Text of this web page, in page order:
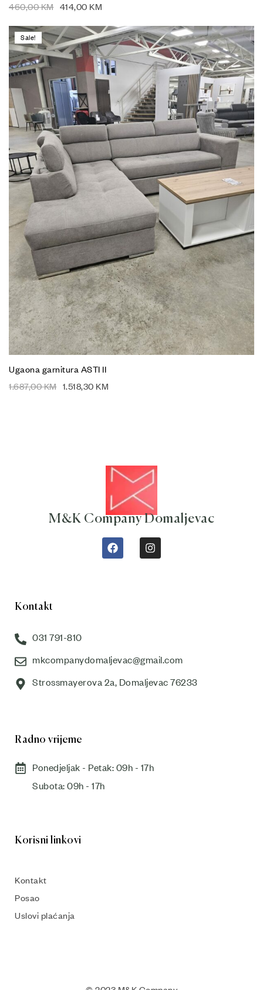
460,00KM 414,00 KM
Sale!
Ugaona garnitura ASTI II
1.687,00KM 1.518,30 KM
M&K Company Domaljevac
Kontakt
031 791-810
mkcompanydomaljevac@gmail.com
Strossmayerova 2a, Domaljevac 76233
Radno vrijeme
Ponedjeljak - Petak: 09h - 17h
Subota: 09h - 17h​
Korisni linkovi
Kontakt
Posao
Uslovi plaćanja